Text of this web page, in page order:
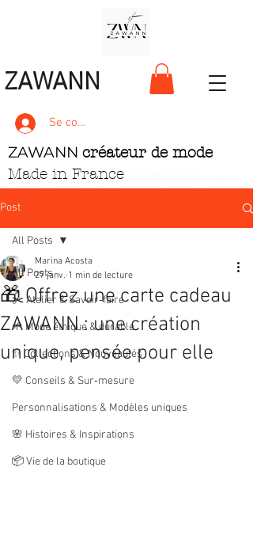
ZAWANN
Se connecter
ZAWANN créateur de mode
Made in France
écoresponsables pour femme. Un
Post
All Posts
✂️ Atelier & Savoir‑faire
🌱 Mode éthique & durable
✨ Collections & Nouveautés
💛 Conseils & Sur‑mesure
Personnalisations & Modèles uniques
🌸 Histoires & Inspirations
📦 Vie de la boutique
All Posts
🎁 Offrez une carte cadeau
ZAWANN : une création
unique, pensée pour elle
Marina Acosta
27 janv. 1 min de lecture